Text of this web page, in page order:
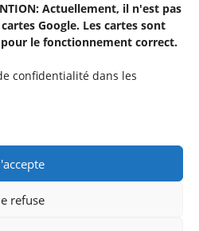
Actuellement, il n'est pas
Google. Les cartes sont
le fonctionnement correct.
confidentialité dans les
refuse
/ Animateur / Aide-